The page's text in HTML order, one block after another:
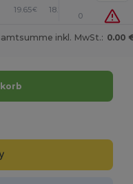
19.65€ 18.70
0
inkl. MwSt.: 0.00